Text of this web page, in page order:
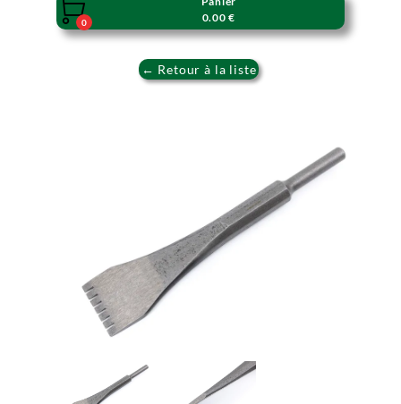

0
0.00 €
← Retour à la liste